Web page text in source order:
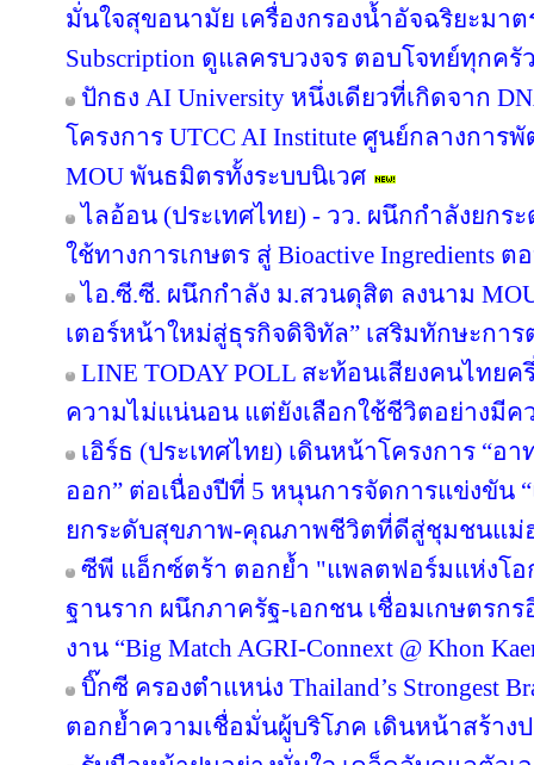
มั่นใจสุขอนามัย เครื่องกรองน้ำอัจฉริยะมา
Subscription ดูแลครบวงจร ตอบโจทย์ทุกครั
ปักธง AI University หนึ่งเดียวที่เกิดจาก
โครงการ UTCC AI Institute ศูนย์กลางกา
MOU พันธมิตรทั้งระบบนิเวศ
ไลอ้อน (ประเทศไทย) - วว. ผนึกกำลังยกร
ใช้ทางการเกษตร สู่ Bioactive Ingredients
ไอ.ซี.ซี. ผนึกกำลัง ม.สวนดุสิต ลงนาม
เตอร์หน้าใหม่สู่ธุรกิจดิจิทัล” เสริมทักษะกา
LINE TODAY POLL สะท้อนเสียงคนไทย
ความไม่แน่นอน แต่ยังเลือกใช้ชีวิตอย่างมีค
เอิร์ธ (ประเทศไทย) เดินหน้าโครงการ “อ
ออก” ต่อเนื่องปีที่ 5 หนุนการจัดการแข่งขัน
ยกระดับสุขภาพ-คุณภาพชีวิตที่ดีสู่ชุมชนแม่
ซีพี แอ็กซ์ตร้า ตอกย้ำ "แพลตฟอร์มแห่งโอ
ฐานราก ผนึกภาครัฐ-เอกชน เชื่อมเกษตรก
งาน “Big Match AGRI-Connext @ Khon
บิ๊กซี ครองตำแหน่ง Thailand’s Strongest
ตอกย้ำความเชื่อมั่นผู้บริโภค เดินหน้าสร้า